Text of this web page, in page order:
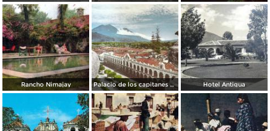
Rancho Nimajay Palacio de los capitanes generales Hotel Antigua